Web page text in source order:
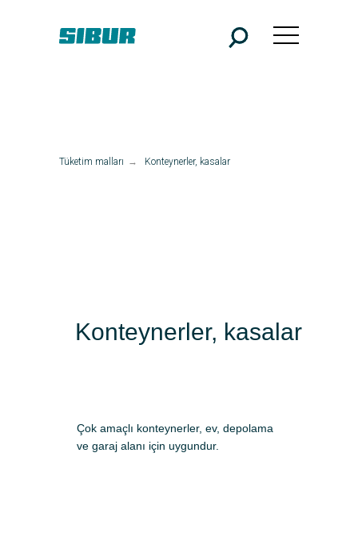
Tüketim malları → Konteynerler, kasalar
Konteynerler, kasalar
Çok amaçlı konteynerler, ev, depolama
ve garaj alanı için uygundur.